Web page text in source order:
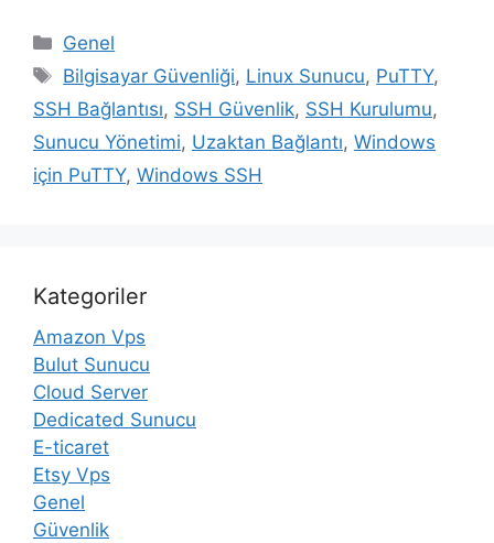
Kategoriler
Genel
Etiketler
Bilgisayar Güvenliği, Linux Sunucu, PuTTY,
SSH Bağlantısı, SSH Güvenlik, SSH Kurulumu,
Sunucu Yönetimi, Uzaktan Bağlantı, Windows
için PuTTY, Windows SSH
Kategoriler
Amazon Vps
Bulut Sunucu
Cloud Server
Dedicated Sunucu
E-ticaret
Etsy Vps
Genel
Güvenlik